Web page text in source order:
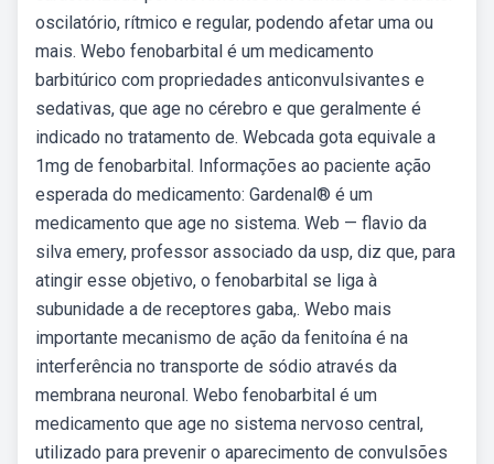
oscilatório, rítmico e regular, podendo afetar uma ou
mais. Webo fenobarbital é um medicamento
barbitúrico com propriedades anticonvulsivantes e
sedativas, que age no cérebro e que geralmente é
indicado no tratamento de. Webcada gota equivale a
1mg de fenobarbital. Informações ao paciente ação
esperada do medicamento: Gardenal® é um
medicamento que age no sistema. Web — flavio da
silva emery, professor associado da usp, diz que, para
atingir esse objetivo, o fenobarbital se liga à
subunidade a de receptores gaba,. Webo mais
importante mecanismo de ação da fenitoína é na
interferência no transporte de sódio através da
membrana neuronal. Webo fenobarbital é um
medicamento que age no sistema nervoso central,
utilizado para prevenir o aparecimento de convulsões